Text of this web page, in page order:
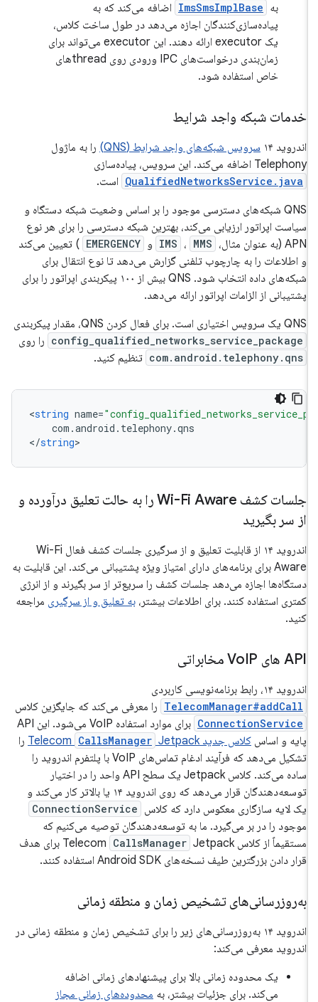
به ImsSmsImplBase اضافه می‌کند که به
پیاده‌سازی‌کنندگان اجازه می‌دهد در طول ساخت کلاس،
یک executor ارائه دهند. این executor می‌تواند برای
زمان‌بندی درخواست‌های IPC ورودی روی threadهای
خاص استفاده شود.
خدمات شبکه واجد شرایط
اندروید ۱۴ سرویس شبکه‌های واجد شرایط (QNS)
را به ماژول
Telephony اضافه می‌کند. این سرویس، پیاده‌سازی
QualifiedNetworksService.java است.
QNS شبکه‌های دسترسی موجود را بر اساس وضعیت شبکه دستگاه و
سیاست اپراتور ارزیابی می‌کند، بهترین شبکه دسترسی را برای هر نوع
APN (به عنوان مثال،
IMS ، MMS و EMERGENCY ) تعیین می‌کند
و اطلاعات را به چارچوب تلفنی گزارش می‌دهد تا نوع انتقال برای
شبکه‌های داده انتخاب شود. QNS بیش از ۱۰۰ پیکربندی اپراتور را برای
پشتیبانی از الزامات اپراتور ارائه می‌دهد.
QNS یک سرویس اختیاری است. برای فعال کردن QNS، مقدار پیکربندی
config_qualified_networks_service_package را روی
com.android.telephony.qns تنظیم کنید.
<string name=
com.android.telephony.qns
</string
جلسات کشف Wi-Fi Aware را به حالت تعلیق درآورده و
از سر بگیرید
اندروید ۱۴ از قابلیت تعلیق و از سرگیری جلسات کشف فعال Wi-Fi
Aware برای برنامه‌های دارای امتیاز ویژه پشتیبانی می‌کند. این قابلیت به
دستگاه‌ها اجازه می‌دهد جلسات کشف را سریع‌تر از سر بگیرند و از انرژی
کمتری استفاده کنند. برای اطلاعات بیشتر،به تعلیق و از سرگیری مراجعه
کنید.
API های Vo IP مخابراتی
اندروید ۱۴، رابط برنامه‌نویسی کاربردی
TelecomManager#addCall را معرفی می‌کند که جایگزین کلاس
ConnectionService
برای موارد استفاده VoIP می‌شود. این API
پایه و اساسکلاس جدید Telecom CallsManager Jetpack
را
تشکیل می‌دهد که فرآیند ادغام تماس‌های VoIP با پلتفرم اندروید را
ساده می‌کند. کلاس Jetpack یک سطح API واحد را در اختیار
توسعه‌دهندگان قرار می‌دهد که روی اندروید ۱۴ یا بالاتر کار می‌کند و
یک لایه سازگاری معکوس دارد که کلاس ConnectionService
موجود را در بر می‌گیرد. ما به توسعه‌دهندگان توصیه می‌کنیم که
مستقیماً از کلاس Telecom
CallsManager
Jetpack برای هدف
قرار دادن بزرگترین طیف نسخه‌های Android SDK استفاده کنند.
به‌روزرسانی‌های تشخیص زمان و منطقه زمانی
اندروید ۱۴ به‌روزرسانی‌های زیر را برای تشخیص زمان و منطقه زمانی در
اندروید معرفی می‌کند:
یک محدوده زمانی بالا برای پیشنهادهای زمانی اضافه
می‌کند. برای جزئیات بیشتر، بهمحدوده‌های زمانی مجاز